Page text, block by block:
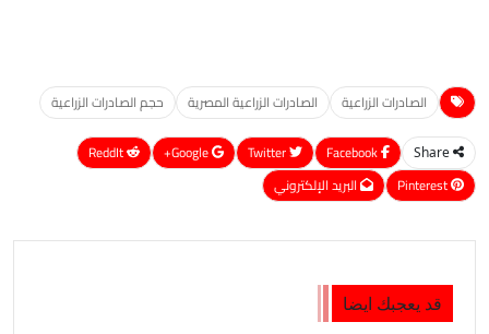
الصادرات الزراعية الصادرات الزراعية المصرية حجم الصادرات الزراعية
Share
Google+
ReddIt
Pinterest
البريد الإلكتروني
قد يعجبك ايضا